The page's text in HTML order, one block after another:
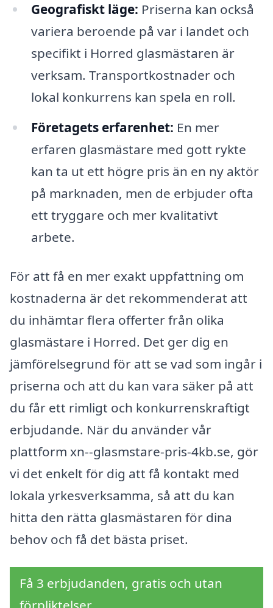
Geografiskt läge: Priserna kan också
variera beroende på var i landet och
specifikt i Horred glasmästaren är
verksam. Transportkostnader och
lokal konkurrens kan spela en roll.
Företagets erfarenhet: En mer
erfaren glasmästare med gott rykte
kan ta ut ett högre pris än en ny aktör
på marknaden, men de erbjuder ofta
ett tryggare och mer kvalitativt
arbete.
För att få en mer exakt uppfattning om
kostnaderna är det rekommenderat att
du inhämtar flera offerter från olika
glasmästare i Horred. Det ger dig en
jämförelsegrund för att se vad som ingår i
priserna och att du kan vara säker på att
du får ett rimligt och konkurrenskraftigt
erbjudande. När du använder vår
plattform xn--glasmstare-pris-4kb.se, gör
vi det enkelt för dig att få kontakt med
lokala yrkesverksamma, så att du kan
hitta den rätta glasmästaren för dina
behov och få det bästa priset.
Få 3 erbjudanden, gratis och utan